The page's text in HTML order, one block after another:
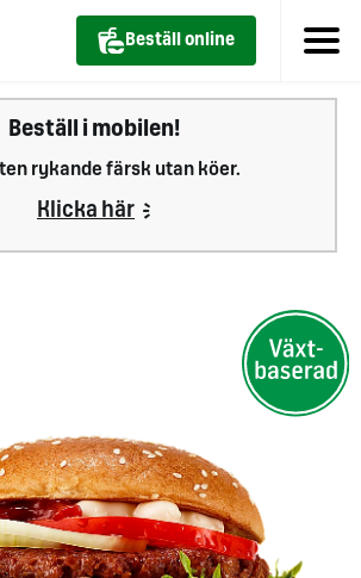
Beställ online
Beställ i mobilen!
rykande färsk utan köer.
Klicka här